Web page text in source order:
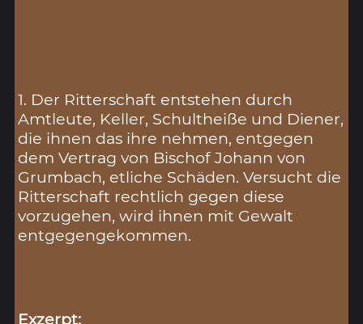
1. Der Ritterschaft entstehen durch
Amtleute, Keller, Schultheiße und Diener,
die ihnen das ihre nehmen, entgegen
dem Vertrag von Bischof Johann von
Grumbach, etliche Schäden. Versucht die
Ritterschaft rechtlich gegen diese
vorzugehen, wird ihnen mit Gewalt
entgegengekommen.
Exzerpt: